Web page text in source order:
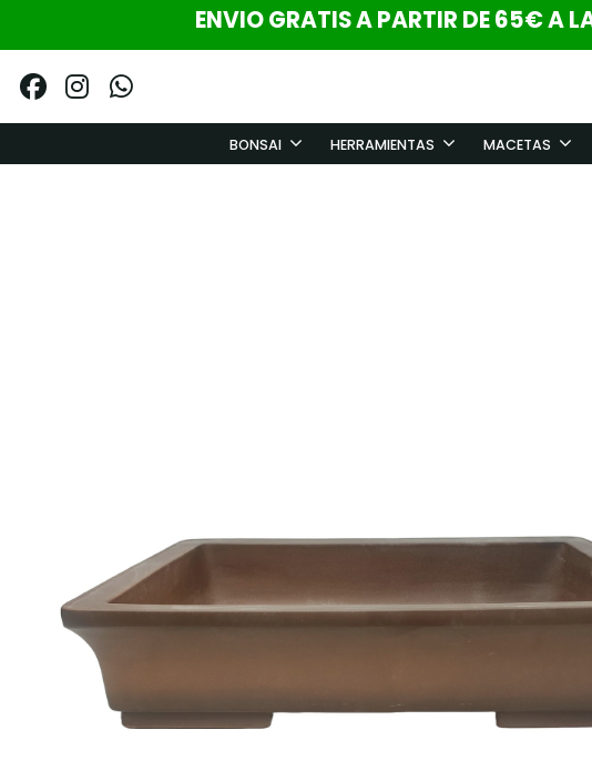
ENVIO GRATIS A PARTIR DE 65€ A
BONSAI HERRAMIENTAS MACETAS